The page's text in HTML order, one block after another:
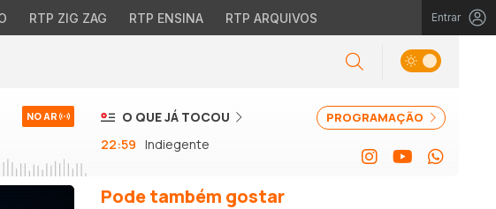
RTP ZIG ZAG RTP ENSINA RTP ARQUIVOS Entrar
NO AR PROGRAMAÇÃO
O QUE JÁ TOCOU
22:59 Indiegente
Pode também gostar